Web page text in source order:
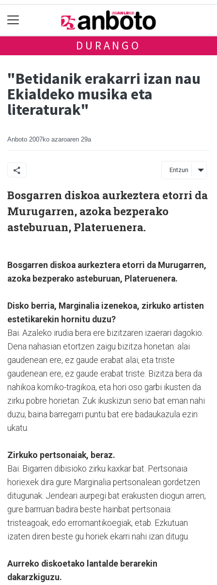
DURANGO
"Betidanik erakarri izan nau
Ekialdeko musika eta
literaturak"
Anboto 2007ko azaroaren 29a
Entzun
Bosgarren diskoa aurkeztera etorri da
Murugarren, azoka bezperako
asteburuan, Plateruenera.
Bosgarren diskoa aurkeztera etorri da Murugarren,
azoka bezperako asteburuan, Plateruenera.
Disko berria, Marginalia izenekoa, zirkuko artisten
estetikarekin hornitu duzu?
Bai. Azaleko irudia bera ere bizitzaren izaerari dagokio.
Dena nahasian etortzen zaigu bizitza honetan: alai
gaudenean ere, ez gaude erabat alai, eta triste
gaudenean ere, ez gaude erabat triste. Bizitza bera da
nahikoa komiko-tragikoa, eta hori oso garbi ikusten da
zirku pobre horietan. Zuk ikuskizun serio bat eman nahi
duzu, baina barregarri puntu bat ere badaukazula ezin
ukatu.
Zirkuko pertsonaiak, beraz.
Bai. Bigarren dibisioko zirku kaxkar bat. Pertsonaia
horiexek dira gure Marginalia pertsonalean gordetzen
ditugunak. Jendeari aurpegi bat erakusten diogun arren,
gure barrruan badira beste hainbat pertsonaia:
tristeagoak, edo erromantikoegiak, etab. Ezkutuan
izaten diren beste gu horiek ekarri nahi izan ditugu.
Aurreko diskoetako lantalde berarekin
dakarzkiguzu.